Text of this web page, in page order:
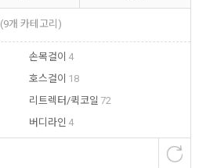
(9개 카테고리)
손목걸이 4
호스걸이 18
리트렉터/퀵코일 72
버디라인 4